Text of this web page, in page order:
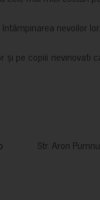
nevoilor
pe copiii nevinovati
Str. Aron Pumnul,